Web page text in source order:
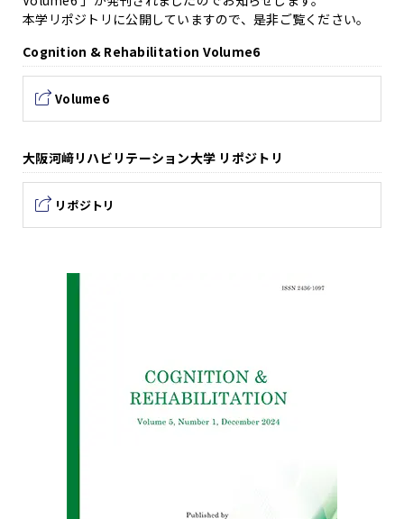
本学リポジトリに公開していますので、是非ご覧ください。
Cognition & Rehabilitation Volume6
Volume6
大阪河﨑リハビリテーション大学 リポジトリ
リポジトリ